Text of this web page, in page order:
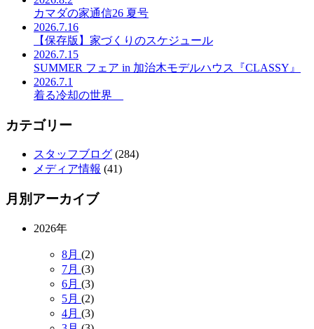
カマダの家通信26 夏号
2026.7.16
【保存版】家づくりのスケジュール
2026.7.15
SUMMER フェア in 加治木モデルハウス『CLASSY』
2026.7.1
着る冷却の世界
カテゴリー
スタッフブログ (284)
メディア情報 (41)
月別アーカイブ
2026年
8月 (2)
7月 (3)
6月 (3)
5月 (2)
4月 (3)